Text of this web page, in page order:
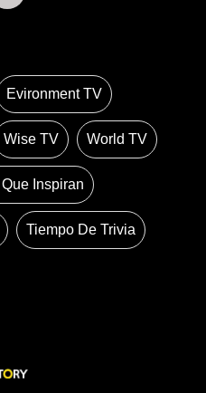
Evironment TV
Wise TV World TV
Inspiran
Tiempo De Trivia